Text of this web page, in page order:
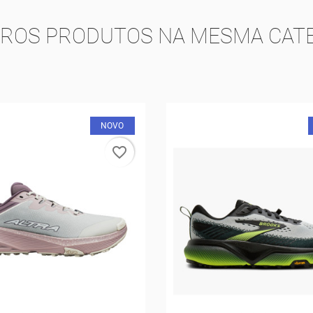
PRODUTOS NA MESMA
NOVO
favorite_border